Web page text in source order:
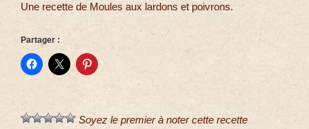
Une recette de Moules aux lardons et poivrons.
Partager :
Soyez le premier à noter cette recette